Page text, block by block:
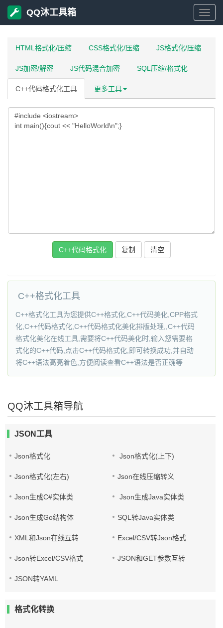
QQ
QQ沐工具箱
HTML格式化/压缩 CSS格式化/压缩 JS格式化/压缩
JS加密/解密 JS代码混合加密 SQL压缩/格式化
C++代码格式化工具 更多工具
C++代码格式化 复制
C++格式化工具
C++格式化工具为您提供C++格式化,C++代码美化,CPP格式
化,C++代码格式化,C++代码格式化美化排版处理,,C++代码
格式化美化在线工具,需要将C++代码美化时,输入您需要格
式化的C++代码,点击C++代码格式化,即可转换成功,并自动
将C++语法高亮着色,方便阅读查看C++语法是否正确等
QQ沐工具箱导航
JSON工具
Json格式化 Json格式化(上下)
Json格式化(左右) Json在线压缩转义
Json生成C#实体类 Json生成Java实体类
Json生成Go结构体 SQL转Java实体类
XML和Json在线互转 Excel/CSV转Json格式
Json转Excel/CSV格式 JSON和GET参数互转
JSON转YAML
格式化转换